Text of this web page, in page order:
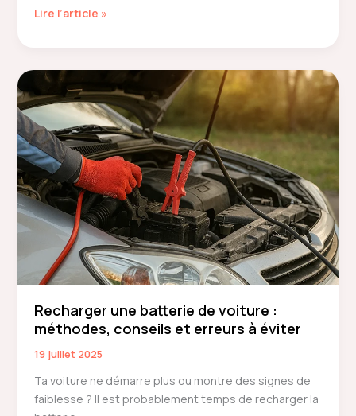
Guide
où
acheter
des
pièces
auto
d’occasion
de
qualité
en
ligne
Lire l’article »
Recharger une batterie de voiture :
méthodes, conseils et erreurs à éviter
19 juillet 2025
Ta voiture ne démarre plus ou montre des signes de
faiblesse ? Il est probablement temps de recharger la